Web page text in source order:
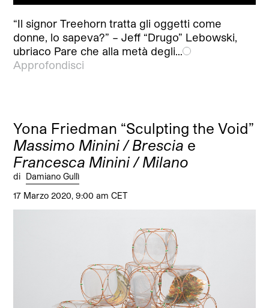
“Il signor Treehorn tratta gli oggetti come
donne, lo sapeva?” – Jeff “Drugo” Lebowski,
ubriaco Pare che alla metà degli…
Approfondisci
Yona Friedman “Sculpting the Void”
Massimo Minini / Brescia e
Francesca Minini / Milano
di Damiano Gullì
17 Marzo 2020, 9:00 am CET